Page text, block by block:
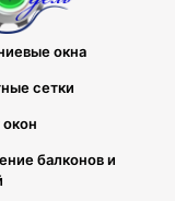
окна
сетки
балконов и